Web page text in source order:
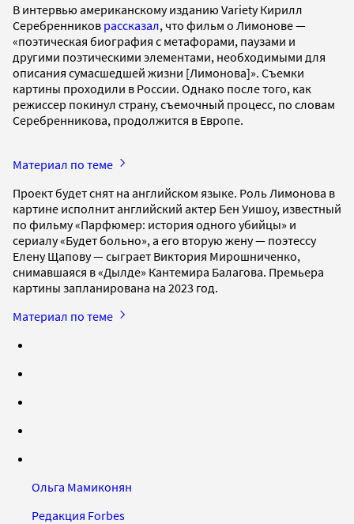
В интервью американскому изданию Variety Кирилл
Серебренников рассказал, что фильм о Лимонове —
«поэтическая биография с метафорами, паузами и
другими поэтическими элементами, необходимыми для
описания сумасшедшей жизни [Лимонова]». Съемки
картины проходили в России. Однако после того, как
режиссер покинул страну, съемочный процесс, по словам
Серебренникова, продолжится в Европе.
Материал по теме
Проект будет снят на английском языке. Роль Лимонова в
картине исполнит английский актер Бен Уишоу, известный
по фильму «Парфюмер: история одного убийцы» и
сериалу «Будет больно», а его вторую жену — поэтессу
Елену Щапову — сыграет Виктория Мирошниченко,
снимавшаяся в «Дылде» Кантемира Балагова. Премьера
картины запланирована на 2023 год.
Материал по теме
Ольга Мамиконян
Редакция Forbes